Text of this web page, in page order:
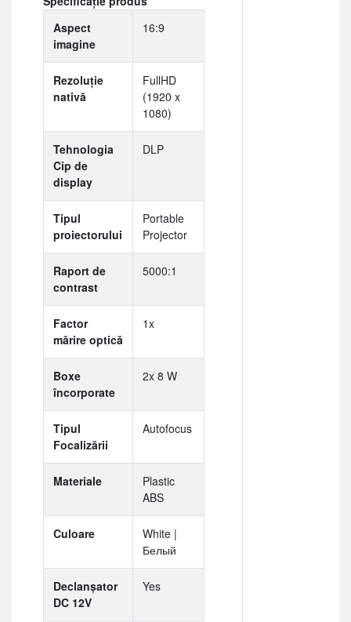
Aspect
imagine
16:9
Rezoluție
nativă
FullHD
(1920 x
1080)
Tehnologia
Cip de
display
DLP
Tipul
proiectorului
Portable
Projector
Raport de
contrast
5000:1
Factor
mărire optică
1x
Boxe
încorporate
2x 8 W
Tipul
Focalizării
Autofocus
Materiale
Plastic
ABS
Culoare
White |
Белый
Declanșator
DC 12V
Yes